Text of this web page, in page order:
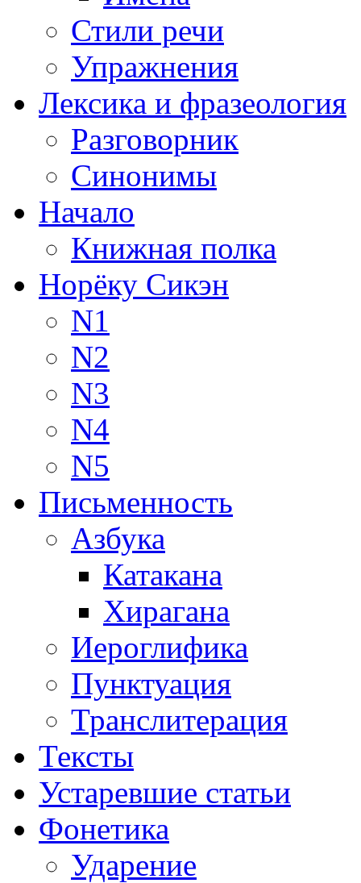
Стили речи
Упражнения
Лексика и фразеология
Разговорник
Синонимы
Начало
Книжная полка
Норёку Сикэн
N1
N2
N3
N4
N5
Письменность
Азбука
Катакана
Хирагана
Иероглифика
Пунктуация
Транслитерация
Тексты
Устаревшие статьи
Фонетика
Ударение